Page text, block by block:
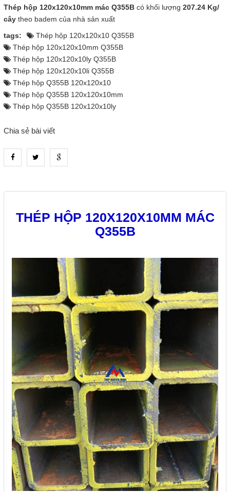
Thép hộp 120x120x10mm mác Q355B có khối lượng 207.24 Kg/
cây theo badem của nhà sản xuất
tags:
Thép hộp 120x120x10 Q355B
Thép hộp 120x120x10mm Q355B
Thép hộp 120x120x10ly Q355B
Thép hộp 120x120x10li Q355B
Thép hộp Q355B 120x120x10
Thép hộp Q355B 120x120x10mm
Thép hộp Q355B 120x120x10ly
Chia sẻ bài viết
THÉP HỘP 120X120X10MM MÁC
Q355B